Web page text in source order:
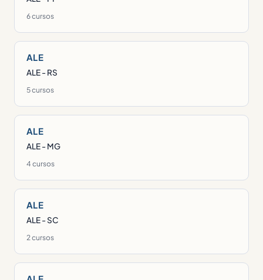
6 cursos
ALE
ALE - RS
5 cursos
ALE
ALE - MG
4 cursos
ALE
ALE - SC
2 cursos